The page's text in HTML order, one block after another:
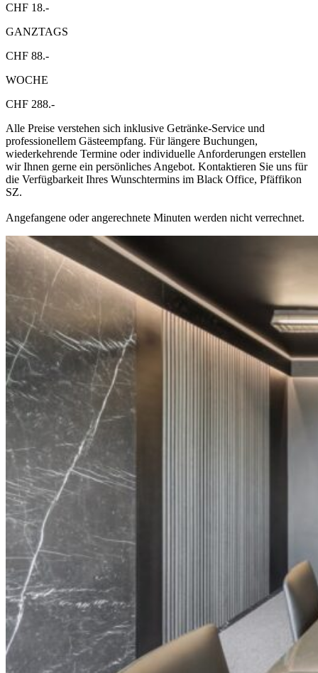
CHF 18.-
GANZTAGS
CHF 88.-
WOCHE
CHF 288.-
Alle Preise verstehen sich inklusive Getränke-Service und
professionellem Gästeempfang. Für längere Buchungen,
wiederkehrende Termine oder individuelle Anforderungen erstellen
wir Ihnen gerne ein persönliches Angebot. Kontaktieren Sie uns für
die Verfügbarkeit Ihres Wunschtermins im Black Office, Pfäffikon
SZ.
Angefangene oder angerechnete Minuten werden nicht verrechnet.